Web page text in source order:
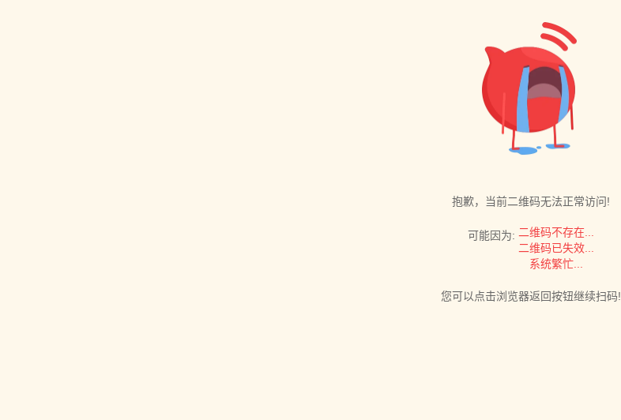
抱歉，当前二维码无法正常访问!
可能因为: 二维码不存在...
二维码已失效...
系统繁忙...
您可以点击浏览器返回按钮继续扫码!